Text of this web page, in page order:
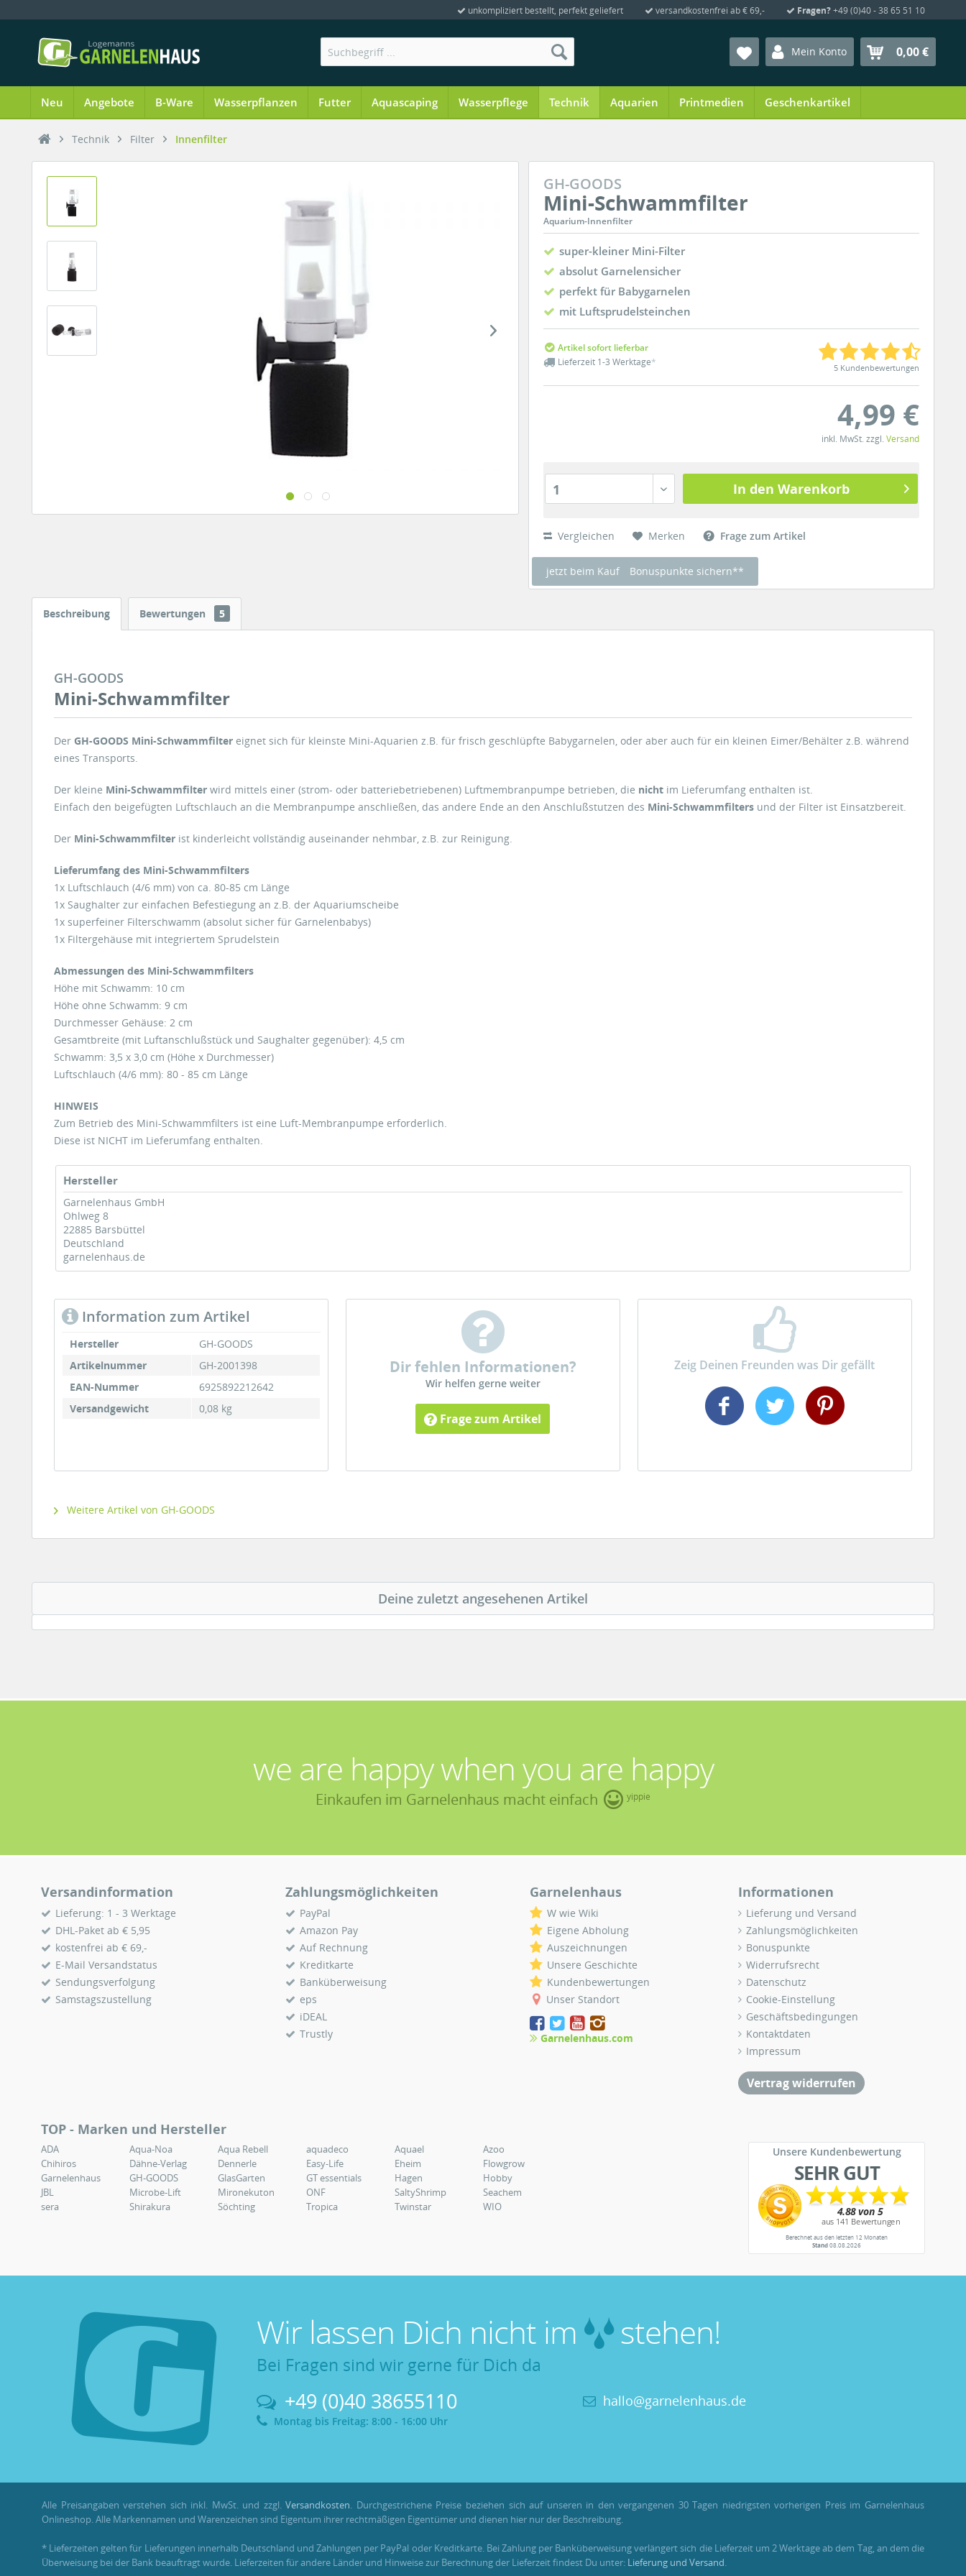
unkompliziert bestellt, perfekt geliefert versandkostenfrei ab € 69,- Fragen?+49 (0)40 - 38 65 51 10
Mein Konto 0,00 €
Neu Angebote B-Ware Wasserpflanzen Futter Aquascaping Wasserpflege Technik Aquarien Printmedien Geschenkartikel
Technik Filter Innenfilter
GH-GOODS
Mini-Schwammfilter
Aquarium-Innenfilter
super-kleiner Mini-Filter
absolut Garnelensicher
perfekt für Babygarnelen
mit Luftsprudelsteinchen
Artikel sofort lieferbar
Lieferzeit 1-3 Werktage* 5 Kundenbewertungen
4,99 €
inkl. MwSt. zzgl. Versand
1 In den Warenkorb
Vergleichen Merken Frage zum Artikel
jetzt beim Kauf Bonuspunkte sichern**
Beschreibung Bewertungen 5
GH-GOODS
Mini-Schwammfilter
Der GH-GOODS Mini-Schwammfilter eignet sich für kleinste Mini-Aquarien z.B. für frisch geschlüpfte Babygarnelen, oder aber auch für ein kleinen Eimer/Behälter z.B. während
eines Transports.
Der kleine Mini-Schwammfilter wird mittels einer (strom- oder batteriebetriebenen) Luftmembranpumpe betrieben, die nicht im Lieferumfang enthalten ist.
Einfach den beigefügten Luftschlauch an die Membranpumpe anschließen, das andere Ende an den Anschlußstutzen des Mini-Schwammfilters und der Filter ist Einsatzbereit.
Der Mini-Schwammfilter ist kinderleicht vollständig auseinander nehmbar, z.B. zur Reinigung.
Lieferumfang des Mini-Schwammfilters
1x Luftschlauch (4/6 mm) von ca. 80-85 cm Länge
1x Saughalter zur einfachen Befestiegung an z.B. der Aquariumscheibe
1x superfeiner Filterschwamm (absolut sicher für Garnelenbabys)
1x Filtergehäuse mit integriertem Sprudelstein
Abmessungen des Mini-Schwammfilters
Höhe mit Schwamm: 10 cm
Höhe ohne Schwamm: 9 cm
Durchmesser Gehäuse: 2 cm
Gesamtbreite (mit Luftanschlußstück und Saughalter gegenüber): 4,5 cm
Schwamm: 3,5 x 3,0 cm (Höhe x Durchmesser)
Luftschlauch (4/6 mm): 80 - 85 cm Länge
HINWEIS
Zum Betrieb des Mini-Schwammfilters ist eine Luft-Membranpumpe erforderlich.
Diese ist NICHT im Lieferumfang enthalten.
Hersteller
Garnelenhaus GmbH
Ohlweg 8
22885 Barsbüttel
Deutschland
garnelenhaus.de
Information zum Artikel
Hersteller
GH-GOODS
Artikelnummer
GH-2001398
EAN-Nummer
6925892212642
Versandgewicht
0,08 kg
Dir fehlen Informationen?
Wir helfen gerne weiter
Frage zum Artikel
Zeig Deinen Freunden was Dir gefällt
Weitere Artikel von GH-GOODS
Deine zuletzt angesehenen Artikel
we are happy when you are happy
Einkaufen im Garnelenhaus macht einfach yippie
Versandinformation
Lieferung: 1 - 3 Werktage
DHL-Paket ab € 5,95
kostenfrei ab € 69,-
E-Mail Versandstatus
Sendungsverfolgung
Samstagszustellung
Zahlungsmöglichkeiten
PayPal
Amazon Pay
Auf Rechnung
Kreditkarte
Banküberweisung
eps
iDEAL
Trustly
Garnelenhaus
W wie Wiki
Eigene Abholung
Auszeichnungen
Unsere Geschichte
Kundenbewertungen
Unser Standort
Garnelenhaus.com
Informationen
Lieferung und Versand
Zahlungsmöglichkeiten
Bonuspunkte
Widerrufsrecht
Datenschutz
Cookie-Einstellung
Geschäftsbedingungen
Kontaktdaten
Impressum
Vertrag widerrufen
TOP - Marken und Hersteller
ADA Aqua-Noa Aqua Rebell aquadeco Aquael
Azoo
Chihiros
Dähne-Verlag Dennerle Easy-Life Eheim
Flowgrow
Garnelenhaus
GH-GOODS GlasGarten GT essentials Hagen
Hobby
JBL
Microbe-Lift Mironekuton ONF SaltyShrimp
Seachem
sera
Shirakura Söchting Tropica Twinstar WIO
Unsere Kundenbewertung
SEHR GUT
Berechnet aus den letzten 12 Monaten
Stand08.08.2026
Wir lassen Dich nicht im stehen!
Bei Fragen sind wir gerne für Dich da
+49 (0)40 38655110
Montag bis Freitag: 8:00 - 16:00 Uhr
hallo@garnelenhaus.de
Alle Preisangaben verstehen sich inkl. MwSt. und zzgl.Versandkosten. Durchgestrichene Preise beziehen sich auf unseren in den vergangenen 30 Tagen niedrigsten vorherigen Preis im Garnelenhaus
Onlineshop. Alle Markennamen und Warenzeichen sind Eigentum ihrer rechtmäßigen Eigentümer und dienen hier nur der Beschreibung.
* Lieferzeiten gelten für Lieferungen innerhalb Deutschland und Zahlungen per PayPal oder Kreditkarte. Bei Zahlung per Banküberweisung verlängert sich die Lieferzeit um 2 Werktage ab dem Tag, an dem die
Überweisung bei der Bank beauftragt wurde. Lieferzeiten für andere Länder und Hinweise zur Berechnung der Lieferzeit findest Du unter: Lieferung und Versand.